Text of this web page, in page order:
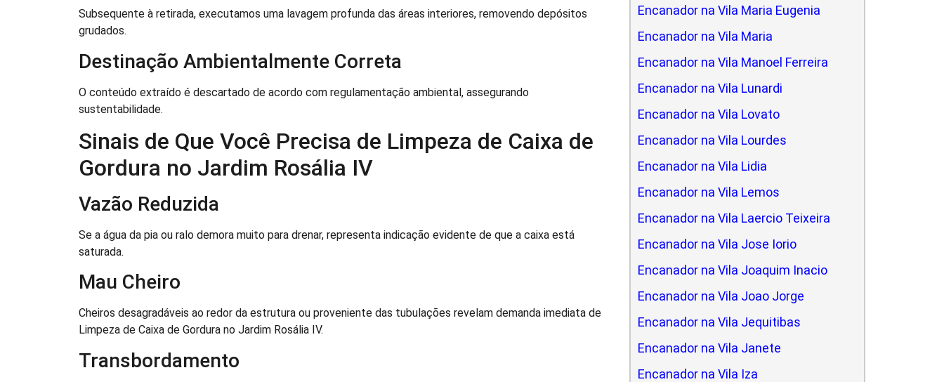
Subsequente à retirada, executamos uma lavagem profunda das áreas interiores, removendo depósitos
grudados.
Destinação Ambientalmente Correta
O conteúdo extraído é descartado de acordo com regulamentação ambiental, assegurando
sustentabilidade.
Sinais de Que Você Precisa de Limpeza de Caixa de
Gordura no Jardim Rosália IV
Vazão Reduzida
Se a água da pia ou ralo demora muito para drenar, representa indicação evidente de que a caixa está
saturada.
Mau Cheiro
Cheiros desagradáveis ao redor da estrutura ou proveniente das tubulações revelam demanda imediata de
Limpeza de Caixa de Gordura no Jardim Rosália IV.
Transbordamento
Encanador na Vila Maria Eugenia
Encanador na Vila Maria
Encanador na Vila Manoel Ferreira
Encanador na Vila Lunardi
Encanador na Vila Lovato
Encanador na Vila Lourdes
Encanador na Vila Lidia
Encanador na Vila Lemos
Encanador na Vila Laercio Teixeira
Encanador na Vila Jose Iorio
Encanador na Vila Joaquim Inacio
Encanador na Vila Joao Jorge
Encanador na Vila Jequitibas
Encanador na Vila Janete
Encanador na Vila Iza